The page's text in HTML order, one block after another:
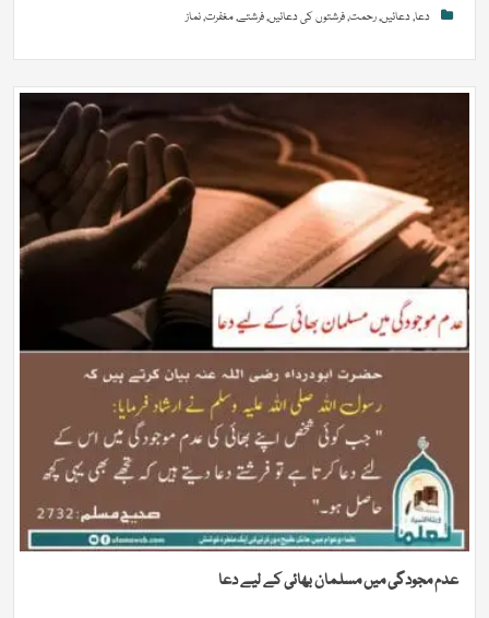
دعا,دعائیں,رحمت,فرشتوں کی دعائیں,فرشتے,مغفرت,نماز
عدم مجودگی میں مسلمان بھائی کے لیے دعا